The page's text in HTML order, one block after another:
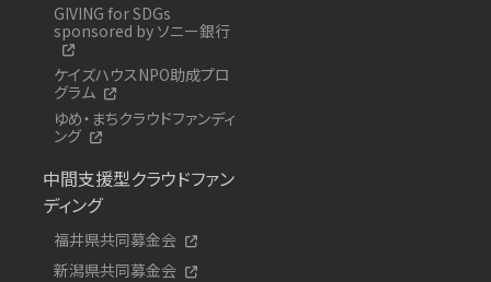
GIVING for SDGs
sponsored by ソニー銀行
ケイズハウスNPO助成プロ
グラム
ゆめ・まちクラウドファンディ
ング
中間支援型クラウドファン
ディング
福井県共同募金会
新潟県共同募金会